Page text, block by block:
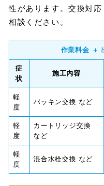
性があります。交換対
相談ください。
作業料金 ＋
症
状
施工内容
軽
度
パッキン交換 など
軽
度
カートリッジ交換
など
軽
度
混合水栓交換 など